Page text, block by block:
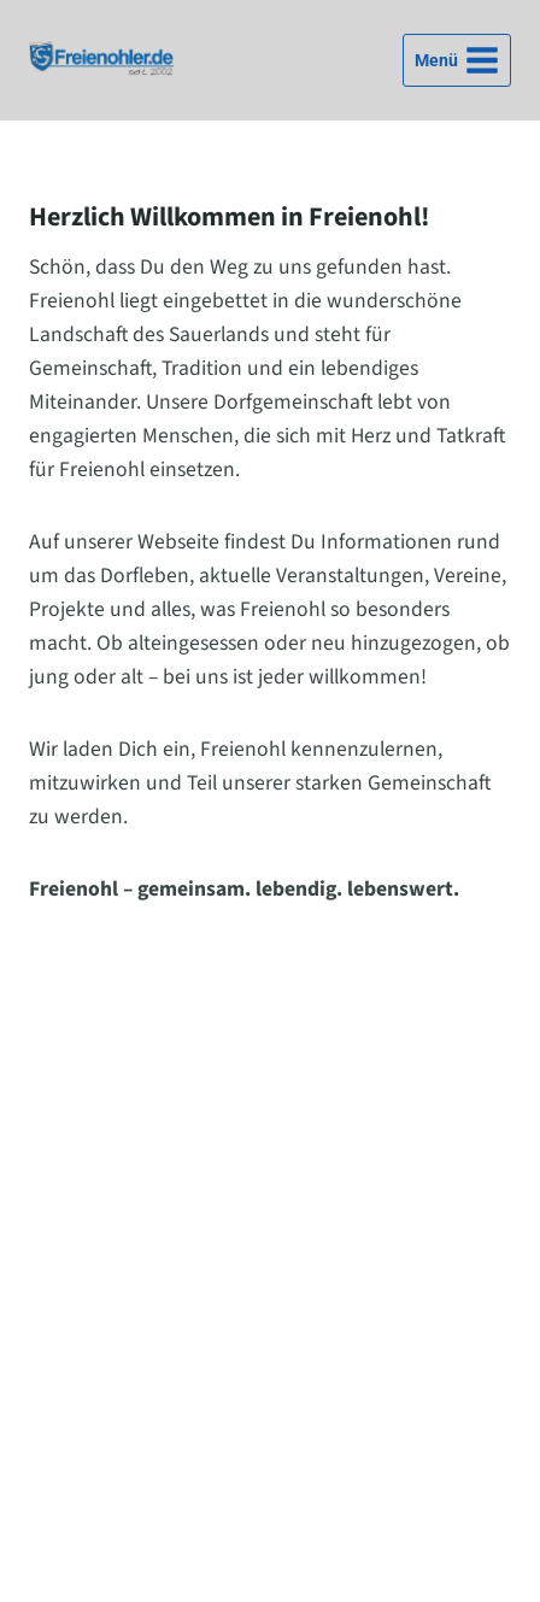
Inhalt
springen
Menü
Herzlich Willkommen in Freienohl!
Schön, dass Du den Weg zu uns gefunden hast.
Freienohl liegt eingebettet in die wunderschöne
Landschaft des Sauerlands und steht für
Gemeinschaft, Tradition und ein lebendiges
Miteinander. Unsere Dorfgemeinschaft lebt von
engagierten Menschen, die sich mit Herz und Tatkraft
für Freienohl einsetzen.
Auf unserer Webseite findest Du Informationen rund
um das Dorfleben, aktuelle Veranstaltungen, Vereine,
Projekte und alles, was Freienohl so besonders
macht. Ob alteingesessen oder neu hinzugezogen, ob
jung oder alt – bei uns ist jeder willkommen!
Wir laden Dich ein, Freienohl kennenzulernen,
mitzuwirken und Teil unserer starken Gemeinschaft
zu werden.
Freienohl – gemeinsam. lebendig. lebenswert.